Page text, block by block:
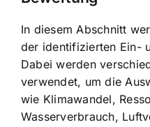
In diesem Abschnitt
der identifizierten Ein-
Dabei werden
verwendet, um die
wie Klimawandel,
Wasserverbrauch,